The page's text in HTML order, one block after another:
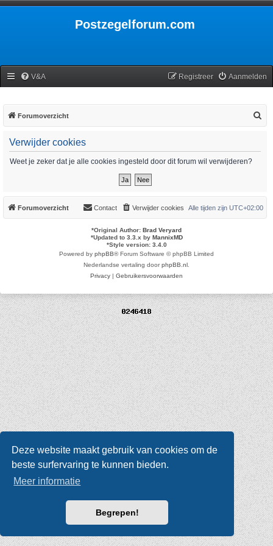
Deze website maakt gebruik van cookies om de
beste surfervaring te kunnen bieden.
Meer informatie
Begrepen!
Postzegelforum.com
V&A Aanmelden
Registreer
Forumoverzicht
Verwijder cookies
Weet je zeker dat je alle cookies ingesteld door dit forum wil verwijderen?
Forumoverzicht Alle tijden zijn UTC+02:00
Verwijder cookies
Contact
*Original Author: Brad Veryard
*Updated to 3.3.x by MannixMD
*Style version: 3.4.0
Powered by phpBB® Forum Software © phpBB Limited
Nederlandse vertaling doorphpBB.nl
Privacy | Gebruikersvoorwaarden